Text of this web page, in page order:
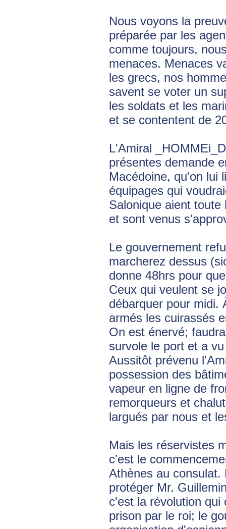
Nous voyons la
préparée par les
comme toujours,
menaces. Menaces
les grecs, nos
savent se voter un
les soldats et les
et se contentent de
L'Amiral
présentes demande
Macédoine, qu'on lui
équipages qui
Salonique aient
et sont venus
Le gouvernement
marcherez dessus
donne 48hrs pour
Ceux qui veulent se
débarquer pour midi.
armés les cuirassés
On est énervé;
survole le port et a
Aussitôt prévenu
possession des
vapeur en ligne de
remorqueurs et
largués par nous et
Mais les réservistes
c'est le
Athènes au consulat.
protéger Mr.
c'est la révolution
prison par le roi; le